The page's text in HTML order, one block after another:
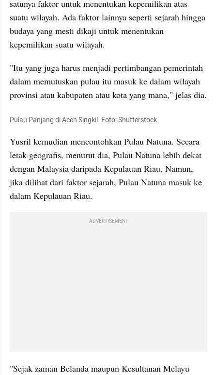
satunya faktor untuk menentukan kepemilikan atas
suatu wilayah. Ada faktor lainnya seperti sejarah hingga
budaya yang mesti dikaji untuk menentukan
kepemilikan suatu wilayah.
"Itu yang juga harus menjadi pertimbangan pemerintah
dalam memutuskan pulau itu masuk ke dalam wilayah
provinsi atau kabupaten atau kota yang mana," jelas dia.
Pulau Panjang di Aceh Singkil. Foto: Shutterstock
Yusril kemudian mencontohkan Pulau Natuna. Secara
letak geografis, menurut dia, Pulau Natuna lebih dekat
dengan Malaysia daripada Kepulauan Riau. Namun,
jika dilihat dari faktor sejarah, Pulau Natuna masuk ke
dalam Kepulauan Riau.
ADVERTISEMENT
"Sejak zaman Belanda maupun Kesultanan Melayu